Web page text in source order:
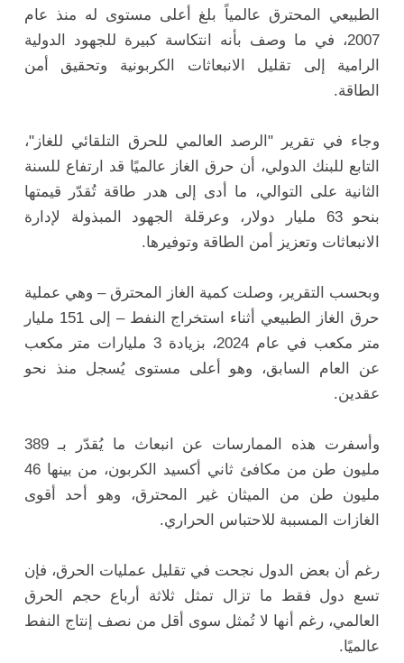
الطبيعي المحترق عالمياً بلغ أعلى مستوى له منذ عام
2007، في ما وصف بأنه انتكاسة كبيرة للجهود الدولية
الرامية إلى تقليل الانبعاثات الكربونية وتحقيق أمن
الطاقة.
وجاء في تقرير "الرصد العالمي للحرق التلقائي للغاز"،
التابع للبنك الدولي، أن حرق الغاز عالميًا قد ارتفاع للسنة
الثانية على التوالي، ما أدى إلى هدر طاقة تُقدّر قيمتها
بنحو 63 مليار دولار، وعرقلة الجهود المبذولة لإدارة
الانبعاثات وتعزيز أمن الطاقة وتوفيرها.
وبحسب التقرير، وصلت كمية الغاز المحترق – وهي عملية
حرق الغاز الطبيعي أثناء استخراج النفط – إلى 151 مليار
متر مكعب في عام 2024، بزيادة 3 مليارات متر مكعب
عن العام السابق، وهو أعلى مستوى يُسجل منذ نحو
عقدين.
وأسفرت هذه الممارسات عن انبعاث ما يُقدّر بـ 389
مليون طن من مكافئ ثاني أكسيد الكربون، من بينها 46
مليون طن من الميثان غير المحترق، وهو أحد أقوى
الغازات المسببة للاحتباس الحراري.
رغم أن بعض الدول نجحت في تقليل عمليات الحرق، فإن
تسع دول فقط ما تزال تمثل ثلاثة أرباع حجم الحرق
العالمي، رغم أنها لا تُمثل سوى أقل من نصف إنتاج النفط
عالميًا.